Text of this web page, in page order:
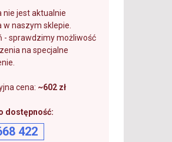
nie jest aktualnie
w naszym sklepie.
- sprawdzimy możliwość
na specjalne
cena: ~602 zł
dostępność:
422